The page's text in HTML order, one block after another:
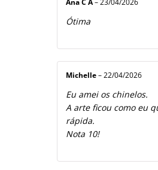
Ana C A– 23/04/2026
Ótima
Michelle – 22/04/2026
Eu amei os chinelos.
A arte ficou como eu
rápida.
Nota 10!